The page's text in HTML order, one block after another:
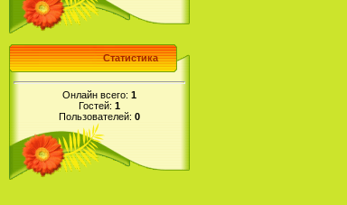
Статистика
Онлайн всего: 1
Гостей: 1
Пользователей: 0